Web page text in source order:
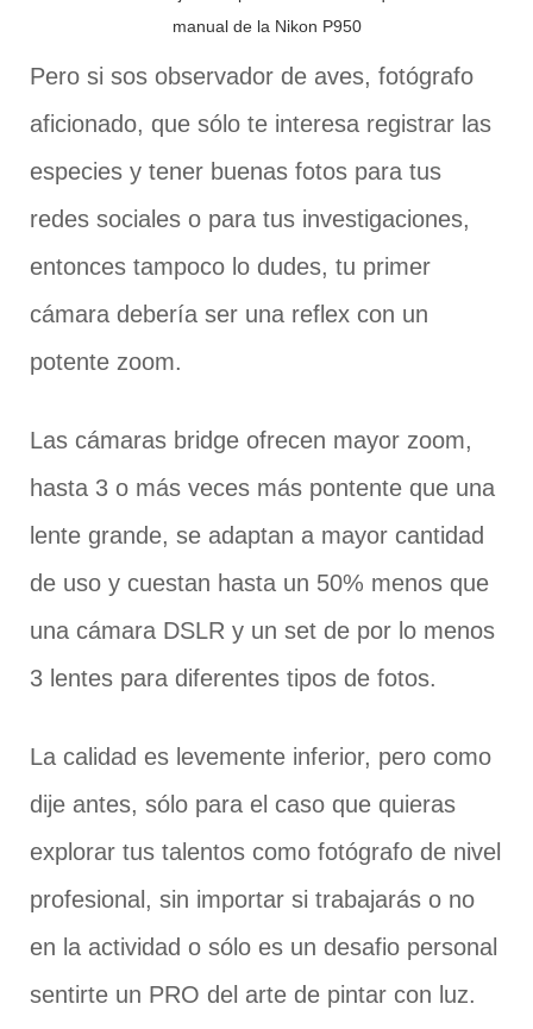
manual de la Nikon P950
Pero si sos observador de aves, fotógrafo
aficionado, que sólo te interesa registrar las
especies y tener buenas fotos para tus
redes sociales o para tus investigaciones,
entonces tampoco lo dudes, tu primer
cámara debería ser una reflex con un
potente zoom.
Las cámaras bridge ofrecen mayor zoom,
hasta 3 o más veces más pontente que una
lente grande, se adaptan a mayor cantidad
de uso y cuestan hasta un 50% menos que
una cámara DSLR y un set de por lo menos
3 lentes para diferentes tipos de fotos.
La calidad es levemente inferior, pero como
dije antes, sólo para el caso que quieras
explorar tus talentos como fotógrafo de nivel
profesional, sin importar si trabajarás o no
en la actividad o sólo es un desafio personal
sentirte un PRO del arte de pintar con luz.